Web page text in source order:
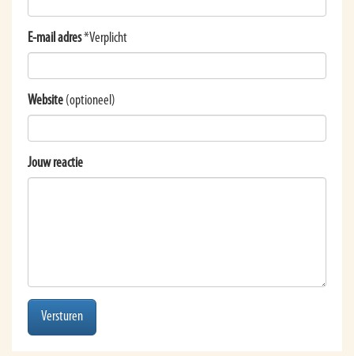
E-mail adres*Verplicht
Website (optioneel)
Jouw reactie
Versturen